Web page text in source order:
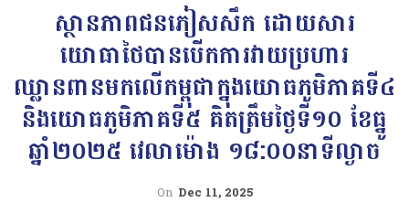
ស្ថានភាពជនភៀសសឹក ដោយសារ
យោធាថៃបានបើកការវាយប្រហារ
ឈ្លានពានមកលើកម្ពុជាក្នុងយោធភូមិភាគទី៤
និងយោធភូមិភាគទី៥ គិតត្រឹមថ្ងៃទី១០ ខែធ្នូ
ឆ្នាំ២០២៥ វេលាម៉ោង ១៨:០០នាទីល្ងាច
On Dec 11, 2025